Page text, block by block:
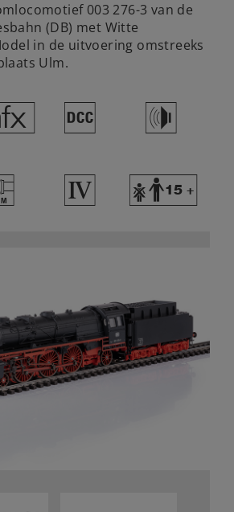
003 276-3 van de
(DB) met Witte
in de uitvoering omstreeks
Ulm.
§ h
4 Y